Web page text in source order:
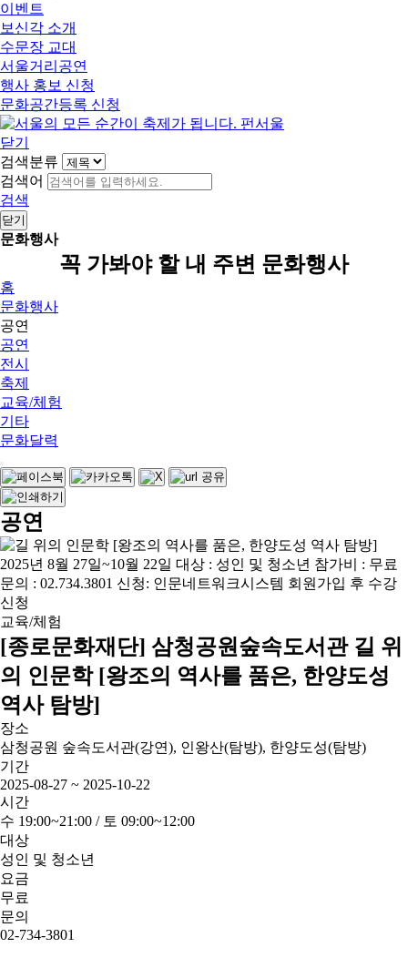
이벤트
보신각 소개
수문장 교대
서울거리공연
행사 홍보 신청
문화공간등록 신청
닫기
검색분류
검색어
검색
닫기
문화행사
꼭 가봐야 할 내 주변 문화행사
홈
문화행사
공연
공연
전시
축제
교육/체험
기타
문화달력
공연
교육/체험
[종로문화재단] 삼청공원숲속도서관 길 위
의 인문학 [왕조의 역사를 품은, 한양도성
역사 탐방]
장소
삼청공원 숲속도서관(강연), 인왕산(탐방), 한양도성(탐방)
기간
2025-08-27 ~ 2025-10-22
시간
수 19:00~21:00 / 토 09:00~12:00
대상
성인 및 청소년
요금
무료
문의
02-734-3801